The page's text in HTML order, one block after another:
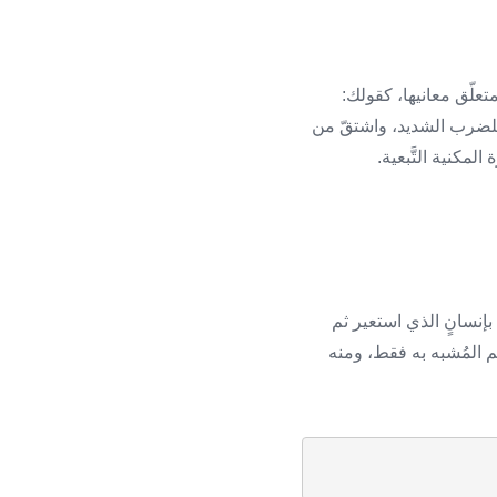
معانيها، كقولك:
للضرب الشديد، واشتقّ من
التَّبعية.
الذي استعير ثم
المُشبه به فقط، ومنه